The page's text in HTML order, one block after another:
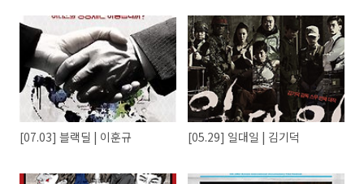
[07.03] 블랙딜 | 이훈규 [05.29] 일대일 | 김기덕